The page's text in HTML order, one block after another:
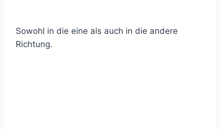
Sowohl in die eine als auch in die andere
Richtung.